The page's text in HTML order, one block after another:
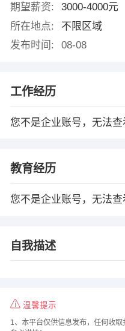
期望薪资:
3000-4000元
所在地点:
不限区域
发布时间:
08-08
工作经历
您不是企业账号，无法查
教育经历
您不是企业账号，无法查
自我描述
温馨提示
1、本平台仅供信息发布，任何收